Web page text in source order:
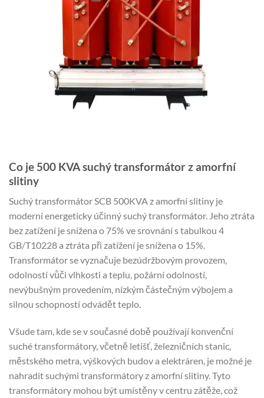
Co je 500 KVA suchý transformátor z amorfní
slitiny
Suchý transformátor SCB 500KVA z amorfní slitiny je
moderní energeticky účinný suchý transformátor. Jeho ztráta
bez zatížení je snížena o 75% ve srovnání s tabulkou 4
GB/T10228 a ztráta při zatížení je snížena o 15%.
Transformátor se vyznačuje bezúdržbovým provozem,
odolností vůči vlhkosti a teplu, požární odolností,
nevýbušným provedením, nízkým částečným výbojem a
silnou schopností odvádět teplo.
Všude tam, kde se v současné době používají konvenční
suché transformátory, včetně letišť, železničních stanic,
městského metra, výškových budov a elektráren, je možné je
nahradit suchými transformátory z amorfní slitiny. Tyto
transformátory mohou být umístěny v centru zátěže, což